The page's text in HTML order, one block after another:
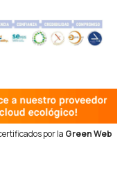
por la Green Web